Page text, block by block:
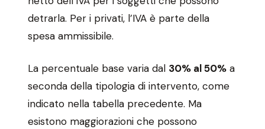
detrarla. Per i privati, l’IVA è parte della
spesa ammissibile.
La percentuale base varia dal 30% al 50% a
seconda della tipologia di intervento, come
indicato nella tabella precedente. Ma
esistono maggiorazioni che possono